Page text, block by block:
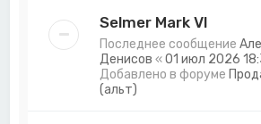
Selmer Mark VI
Последнее сообщение
Денисов «01 июл 2026
Добавлено в форуме
(альт)